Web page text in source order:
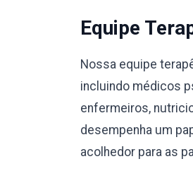
Equipe
Nossa equipe
incluindo médicos
enfermeiros,
desempenha um
acolhedor para as